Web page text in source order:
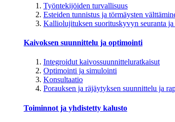
Työntekijöiden turvallisuus
Esteiden tunnistus ja törmäysten
Kalliolujituksen suorituskyvyn seuranta ja
Kaivoksen suunnittelu ja optimointi
Integroidut kaivossuunnitteluratkaisut
Optimointi ja simulointi
Konsultaatio
Porauksen ja räjäytyksen suunnittelu ja
Toiminnot ja yhdistetty kalusto